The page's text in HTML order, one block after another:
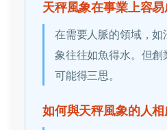
天秤風象在事業上容易
在需要人脈的領域，
象往往如魚得水。但創
可能得三思。
如何與天秤風象的人相